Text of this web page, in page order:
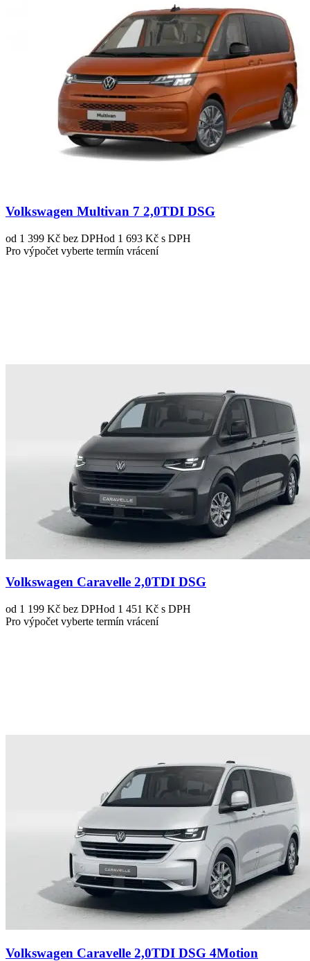
Volkswagen Multivan 7 2,0TDI DSG
od 1 399 Kč bez DPHod 1 693 Kč s DPH
Pro výpočet vyberte termín vrácení
Volkswagen Caravelle 2,0TDI DSG
od 1 199 Kč bez DPHod 1 451 Kč s DPH
Pro výpočet vyberte termín vrácení
Volkswagen Caravelle 2,0TDI DSG 4Motion